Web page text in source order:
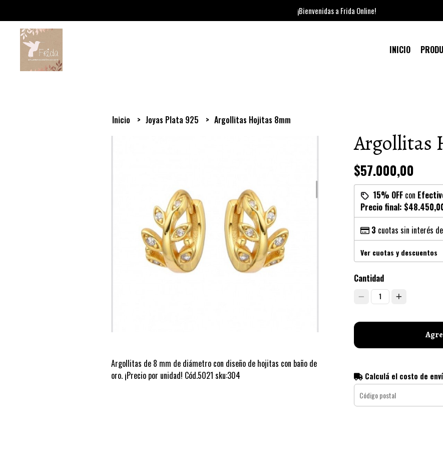
¡Bienvenidas a Frida Online!
INICIO
Inicio Joyas Plata 925 Argollitas Hojitas 8mm
Argollitas de 8 mm de diámetro con diseño de hojitas con baño de
oro. ¡Precio por unidad! Cód.5021 sku:304
Argollitas
$57.000,00
15% OFFcon
Precio final:
3 cuotas sin interés de
Ver cuotas y descuentos
Cantidad
1
Calculá el costo de